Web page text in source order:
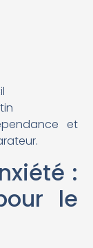
et
:
le